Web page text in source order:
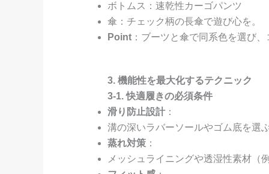
ボトムス：速乾性カーゴパンツ
傘：チェック柄の長傘で遊び心を。
Point：ブーツと傘で同系色を選び、
3. 機能性を最大化するテクニック
3-1. 快適履きの必須条件
滑り防止設計：
溝の深いラバーソールやゴム底を選
蒸れ対策：
メッシュライニングや透湿性素材（